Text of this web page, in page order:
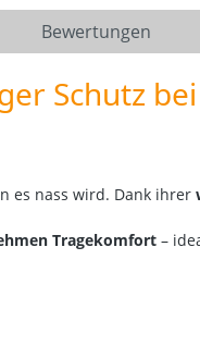
Bewertungen
Schutz
es nass wird. Dank ihrer
Tragekomfort –